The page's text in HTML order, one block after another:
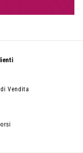
Vendita